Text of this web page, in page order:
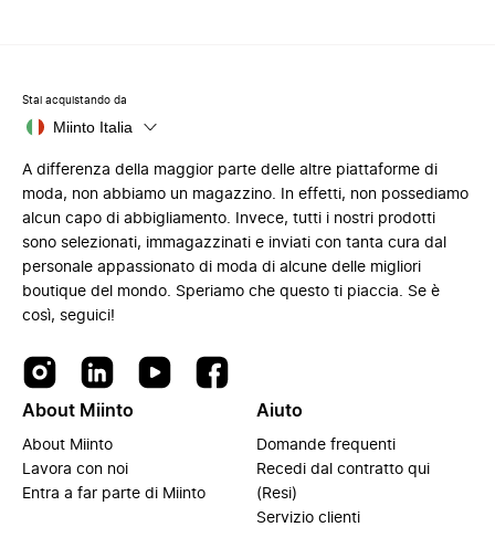
Stai acquistando da
Miinto Italia
A differenza della maggior parte delle altre piattaforme di
moda, non abbiamo un magazzino. In effetti, non possediamo
alcun capo di abbigliamento. Invece, tutti i nostri prodotti
sono selezionati, immagazzinati e inviati con tanta cura dal
personale appassionato di moda di alcune delle migliori
boutique del mondo. Speriamo che questo ti piaccia. Se è
così, seguici!
About Miinto
About Miinto
Lavora con noi
Entra a far parte di Miinto
Aiuto
Domande frequenti
Recedi dal contratto qui
(Resi)
Servizio clienti